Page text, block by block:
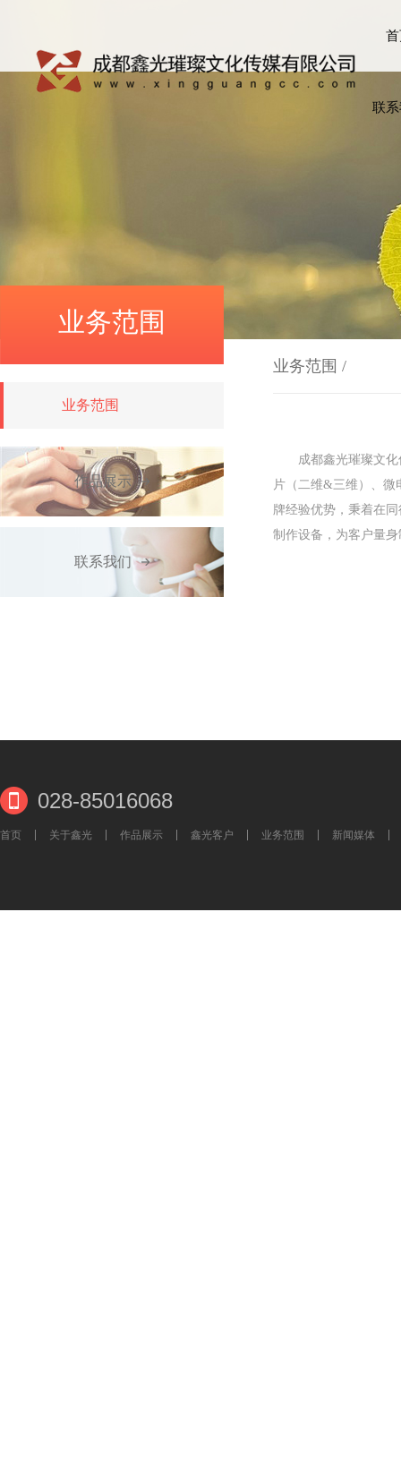
联
业务范围
业务范围
作品展示
联系我们
业务范围 /
成都鑫光璀璨文化传
片（二维&三维）、微
牌经验优势，秉着在
制作设备，为客户量
028-85016068
首页 关于鑫光 作品展示 鑫光客户 业务范围 新闻媒体